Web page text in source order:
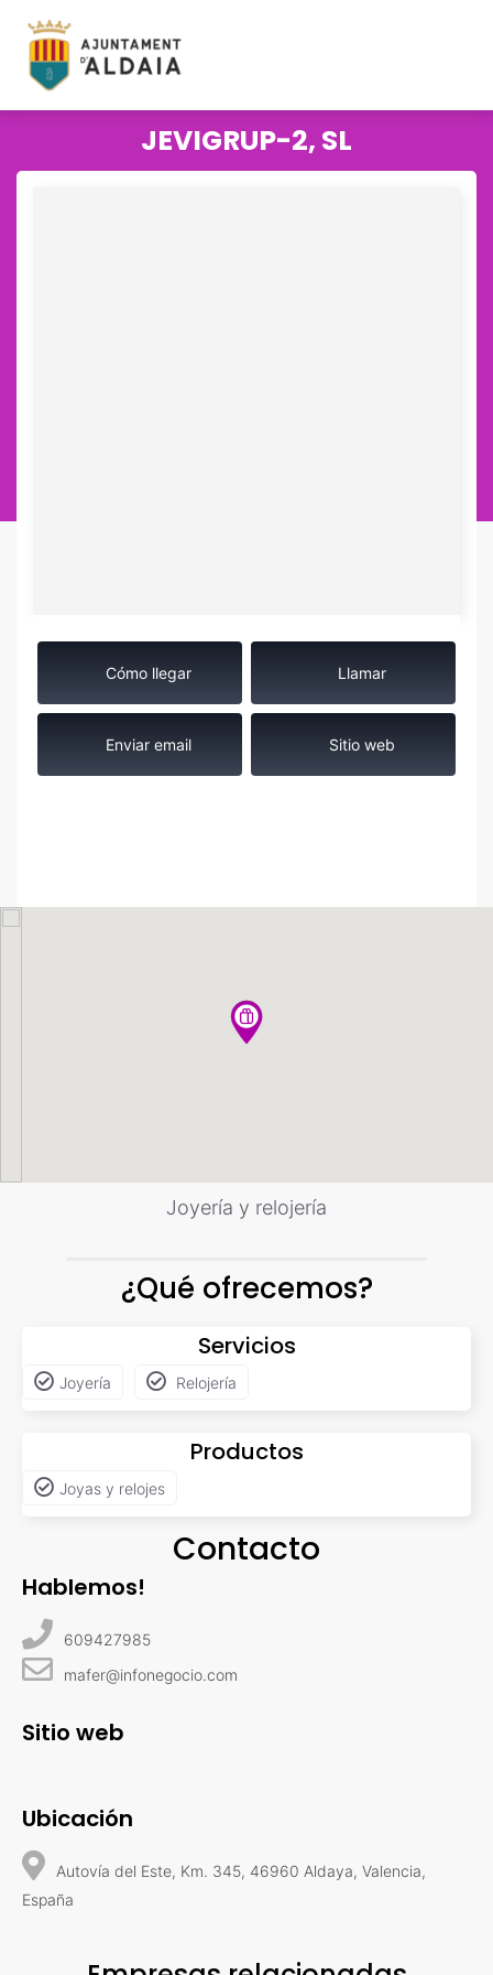
JEVIGRUP-2, SL
Cómo llegar Llamar
Enviar email Sitio web
Joyería y relojería
¿Qué ofrecemos?
Servicios
Joyería Relojería
Productos
Joyas y relojes
Contacto
Hablemos!
609427985
mafer@infonegocio.com
Sitio web
Ubicación
Autovía del Este, Km. 345, 46960 Aldaya, Valencia,
España